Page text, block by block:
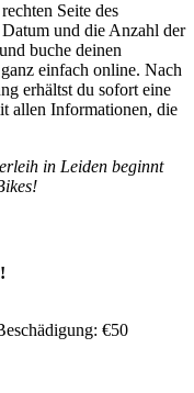
Seite des
und die Anzahl der
buche deinen
einfach online. Nach
erhältst du sofort eine
allen Informationen, die
in Leiden beginnt
€50